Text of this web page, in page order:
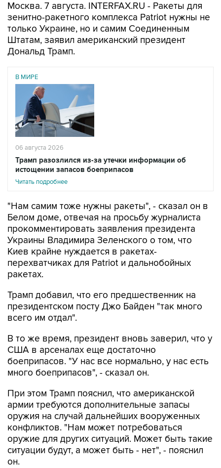
Москва. 7 августа. INTERFAX.RU - Ракеты для
зенитно-ракетного комплекса Patriot нужны не
только Украине, но и самим Соединенным
Штатам, заявил американский президент
Дональд Трамп.
В МИРЕ
06 августа 2026
Трамп разозлился из-за утечки информации об
истощении запасов боеприпасов
Читать подробнее
"Нам самим тоже нужны ракеты", - сказал он в
Белом доме, отвечая на просьбу журналиста
прокомментировать заявления президента
Украины Владимира Зеленского о том, что
Киев крайне нуждается в ракетах-
перехватчиках для Patriot и дальнобойных
ракетах.
Трамп добавил, что его предшественник на
президентском посту Джо Байден "так много
всего им отдал".
В то же время, президент вновь заверил, что у
США в арсеналах еще достаточно
боеприпасов. "У нас все нормально, у нас есть
много боеприпасов", - сказал он.
При этом Трамп пояснил, что американской
армии требуются дополнительные запасы
оружия на случай дальнейших вооруженных
конфликтов. "Нам может потребоваться
оружие для других ситуаций. Может быть такие
ситуации будут, а может быть - нет", - пояснил
он.